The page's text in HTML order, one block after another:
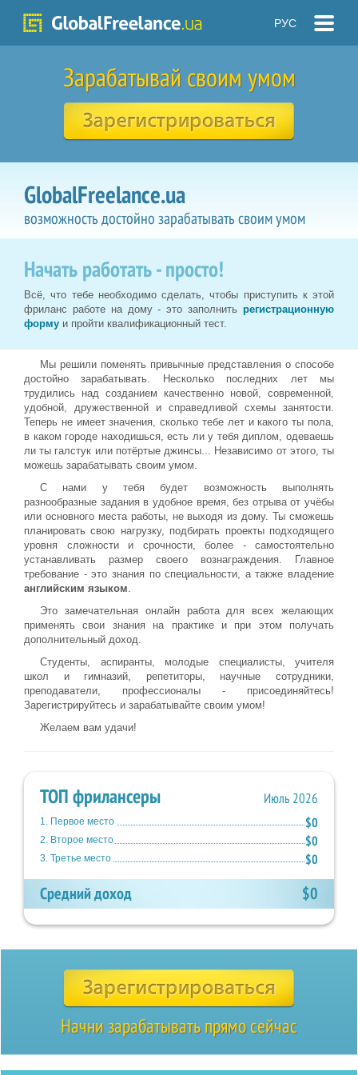
РУС
Зарабатывай своим умом
GlobalFreelance.ua
возможность достойно зарабатывать своим умом
Начать работать - просто!
Всё, что тебе необходимо сделать, чтобы приступить к этой
фриланс работе на дому - это заполнить регистрационную
форму и пройти квалификационный тест.
Мы решили поменять привычные представления о способе
достойно зарабатывать. Несколько последних лет мы
трудились над созданием качественно новой, современной,
удобной, дружественной и справедливой схемы занятости.
Теперь не имеет значения, сколько тебе лет и какого ты пола,
в каком городе находишься, есть ли у тебя диплом, одеваешь
ли ты галстук или потёртые джинсы... Независимо от этого, ты
можешь зарабатывать своим умом.
С нами у тебя будет возможность выполнять
разнообразные задания в удобное время, без отрыва от учёбы
или основного места работы, не выходя из дому. Ты сможешь
планировать свою нагрузку, подбирать проекты подходящего
уровня сложности и срочности, более - самостоятельно
устанавливать размер своего вознаграждения. Главное
требование - это знания по специальности, а также владение
английским языком.
Это замечательная онлайн работа для всех желающих
применять свои знания на практике и при этом получать
дополнительный доход.
Студенты, аспиранты, молодые специалисты, учителя
школ и гимназий, репетиторы, научные сотрудники,
преподаватели, профессионалы - присоединяйтесь!
Зарегистрируйтесь и зарабатывайте своим умом!
Желаем вам удачи!
Июль 2026
ТОП фрилансеры
1. Первое место $0
2. Второе место $0
3. Третье место $0
$0
Средний доход
Начни зарабатывать прямо сейчас